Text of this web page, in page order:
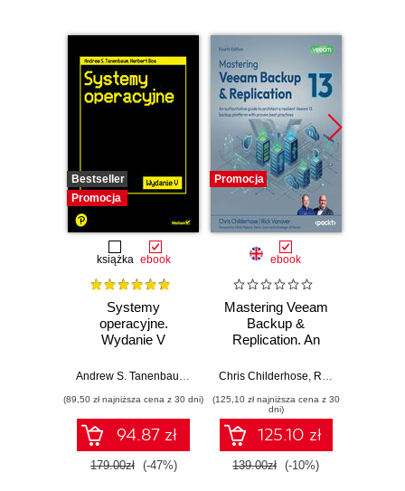
Bestseller
Promocja
książka ebook
Systemy
operacyjne.
Wydanie V
Andrew S. Tanenbaum, Herbert Bos
(89,50 zł najniższa cena z 30 dni)
94.87 zł
179.00zł (-47%)
Promocja
ebook
Mastering Veeam
Backup &
Replication. An
to architect a
backup platform
with proven best
practices - Fourth
Edition
Chris Childerhose, Rick Vanover
(125,10 zł najniższa cena z 30
dni)
125.10 zł
139.00zł (-10%)